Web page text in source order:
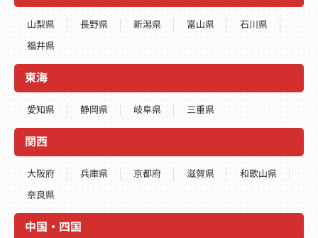
山梨県 長野県 新潟県 富山県
石川県
福井県
東海
愛知県 静岡県 岐阜県 三重県
関西
大阪府 兵庫県 京都府 滋賀県
和歌山県
奈良県
中国・四国